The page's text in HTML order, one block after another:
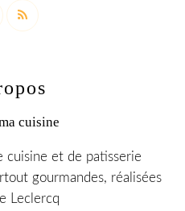
cuisine et de patisserie
gourmandes, réalisées
Leclercq